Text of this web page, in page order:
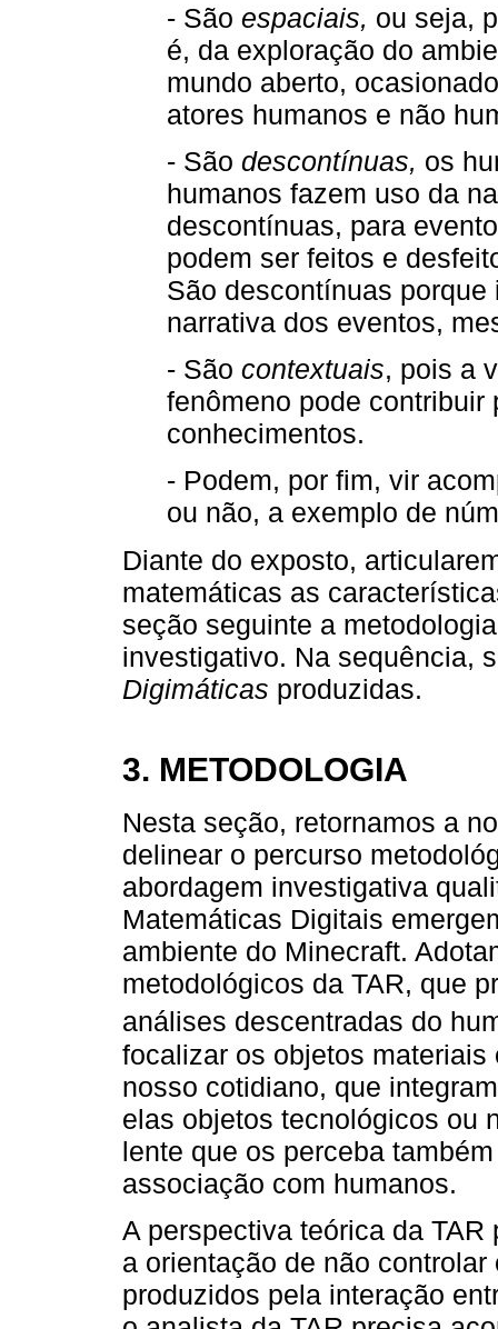
- São espaciais, ou seja,
é, da exploração do
mundo aberto,
atores humanos e não
- São descontínuas, os
humanos fazem uso da
descontínuas, para
podem ser feitos e
São descontínuas
narrativa dos eventos,
- São contextuais, pois a
fenômeno pode contribuir
conhecimentos.
- Podem, por fim, vir
ou não, a exemplo de
Diante do exposto,
matemáticas as
seção seguinte a
investigativo. Na sequência,
Digimáticas produzidas.
3. METODOLOGIA
Nesta seção, retornamos a
delinear o percurso
abordagem investigativa
Matemáticas Digitais
ambiente do Minecraft.
metodológicos da TAR, que
análises descentradas do
focalizar os objetos
nosso cotidiano, que
elas objetos tecnológicos ou
lente que os perceba
associação com humanos.
A perspectiva teórica da
a orientação de não
produzidos pela interação